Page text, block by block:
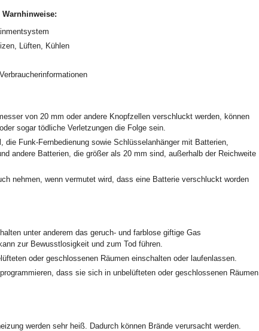
Lüften, Kühlen
von 20 mm oder andere Knopfzellen verschluckt werden, können
sogar tödliche Verletzungen die Folge sein.
die Funk-Fernbedienung sowie Schlüsselanhänger mit Batterien,
andere Batterien, die größer als 20 mm sind, außerhalb der Reichweite
nehmen, wenn vermutet wird, dass eine Batterie verschluckt worden
unter anderem das geruch- und farblose giftige Gas
zur Bewusstlosigkeit und zum Tod führen.
oder geschlossenen Räumen einschalten oder laufenlassen.
dass sie sich in unbelüfteten oder geschlossenen Räumen
werden sehr heiß. Dadurch können Brände verursacht werden.